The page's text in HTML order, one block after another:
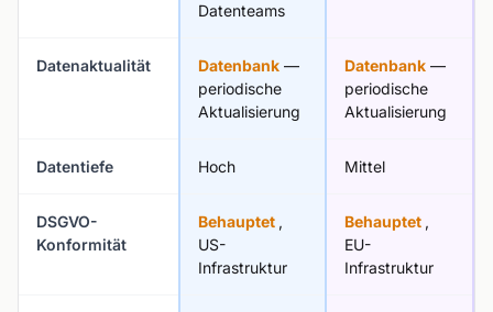
Datenteams
Datenaktualität Datenbank —
periodische
Aktualisierung
Datenbank —
periodische
Aktualisierung
Datentiefe Hoch Mittel
DSGVO-
Konformität
Behauptet ,
US-
Infrastruktur
Behauptet ,
EU-
Infrastruktur